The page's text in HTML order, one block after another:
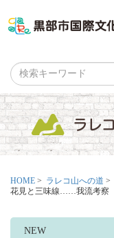
HOME > ラレコ山への道 >
花見と三味線……我流考察
NEW